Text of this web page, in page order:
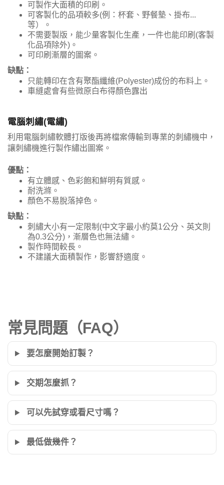
可製作大面積的印刷。
可客製化的品項較多(例：杯套、野餐墊、掛布...
等）。
不需要製版，能少量客製化生產，一件也能印刷(客製
化品項除外)。
可印刷漸層的圖案。
缺點：
只能轉印在含有聚酯纖維(Polyester)成份的布料上。
車縫處會有些微原白布得顏色露出
電腦刺繡(電繡)
利用電腦刺繡軟體打版後再將檔案傳輸到專業的刺繡機中，
讓刺繡機進行製作繡出圖案。
優點：
有立體感、色彩飽和鮮明有質感。
耐洗滌。
顏色不易脫落掉色。
缺點：
刺繡大小有一定限制(中文字最小約莫1公分、英文則
為0.3公分)，漸層色也無法繡。
製作時間較長。
不建議大面積製作，影響舒適度。
常見問題（FAQ）
要怎麼開始訂製？
交期怎麼抓？
可以先試穿或看尺寸嗎？
最低做幾件？